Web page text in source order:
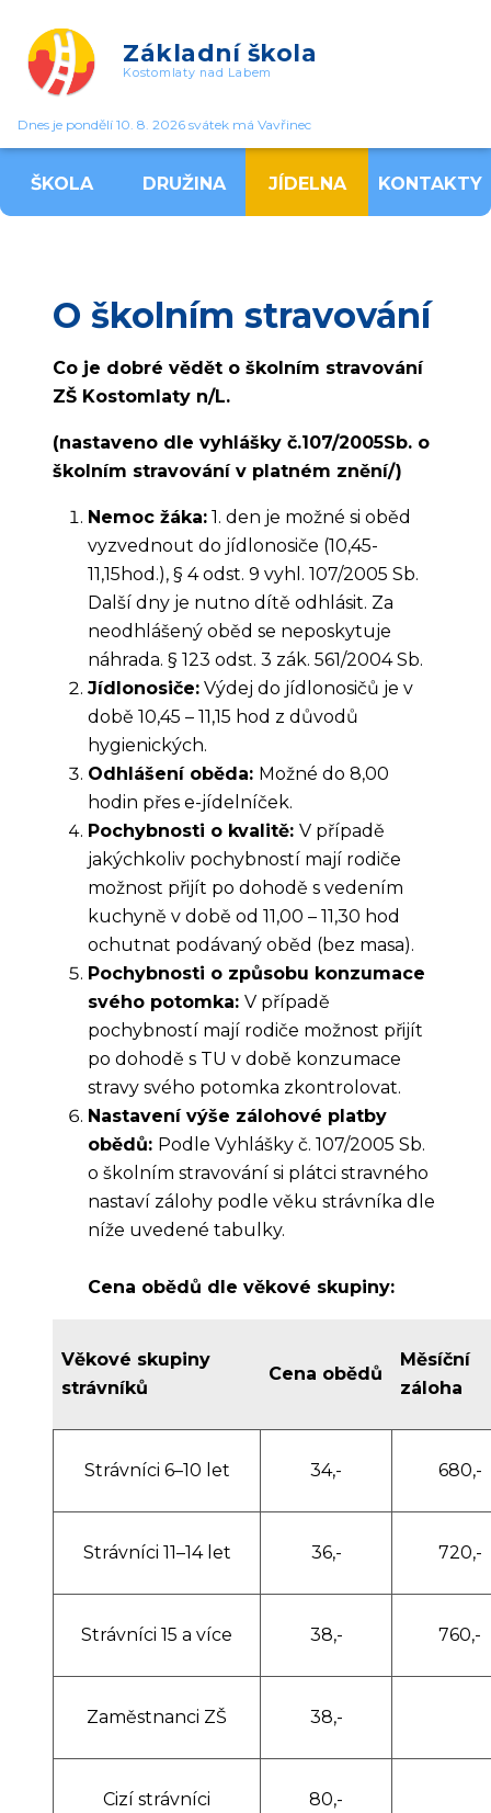
Základní škola
Kostomlaty nad Labem
Dnes je pondělí 10. 8. 2026 svátek má Vavřinec
ŠKOLA DRUŽINA JÍDELNA KONTAKTY
O školním stravování
Co je dobré vědět o školním stravování
ZŠ Kostomlaty n/L.
(nastaveno dle vyhlášky č.107/2005Sb. o
školním stravování v platném znění/)
Nemoc žáka: 1. den je možné si oběd
vyzvednout do jídlonosiče (10,45-
11,15hod.), § 4 odst. 9 vyhl. 107/2005 Sb.
Další dny je nutno dítě odhlásit. Za
neodhlášený oběd se neposkytuje
náhrada. § 123 odst. 3 zák. 561/2004 Sb.
Jídlonosiče: Výdej do jídlonosičů je v
době 10,45 – 11,15 hod z důvodů
hygienických.
Odhlášení oběda: Možné do 8,00
hodin přes e-jídelníček.
Pochybnosti o kvalitě: V případě
jakýchkoliv pochybností mají rodiče
možnost přijít po dohodě s vedením
kuchyně v době od 11,00 – 11,30 hod
ochutnat podávaný oběd (bez masa).
Pochybnosti o způsobu konzumace
svého potomka: V případě
pochybností mají rodiče možnost přijít
po dohodě s TU v době konzumace
stravy svého potomka zkontrolovat.
Nastavení výše zálohové platby
obědů: Podle Vyhlášky č. 107/2005 Sb.
o školním stravování si plátci stravného
nastaví zálohy podle věku strávníka dle
níže uvedené tabulky.
Cena obědů dle věkové skupiny:
Věkové skupiny
strávníků
Cena obědů
Měsíční
záloha
Strávníci 6–10 let 34,- 680,-
Strávníci 11–14 let 36,- 720,-
Strávníci 15 a více 38,- 760,-
Zaměstnanci ZŠ 38,-
Cizí strávníci 80,-